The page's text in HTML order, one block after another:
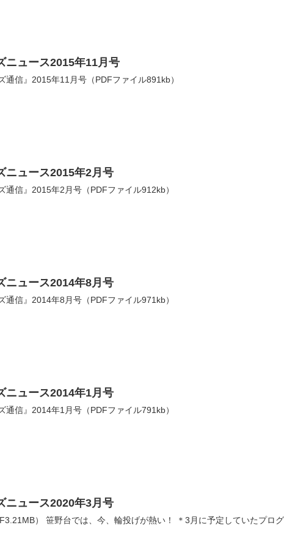
ニュース2015年11月号
通信』2015年11月号（PDFファイル891kb）
ニュース2015年2月号
通信』2015年2月号（PDFファイル912kb）
ニュース2014年8月号
通信』2014年8月号（PDFファイル971kb）
ニュース2014年1月号
通信』2014年1月号（PDFファイル791kb）
ニュース2020年3月号
） 笹野台では、今、輪投げが熱い！ ＊3月に予定していたプロ